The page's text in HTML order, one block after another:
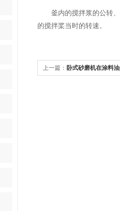
釜内的搅拌浆的公转、
的搅拌桨当时的转速。
上一篇： 卧式砂磨机在涂料